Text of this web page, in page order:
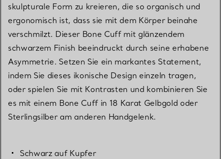
skulpturale Form zu kreieren, die so organisch und
ergonomisch ist, dass sie mit dem Körper beinahe
verschmilzt. Dieser Bone Cuff mit glänzendem
schwarzem Finish beeindruckt durch seine erhabene
Asymmetrie. Setzen Sie ein markantes Statement,
indem Sie dieses ikonische Design einzeln tragen,
oder spielen Sie mit Kontrasten und kombinieren Sie
es mit einem Bone Cuff in 18 Karat Gelbgold oder
Sterlingsilber am anderen Handgelenk.
Schwarz auf Kupfer